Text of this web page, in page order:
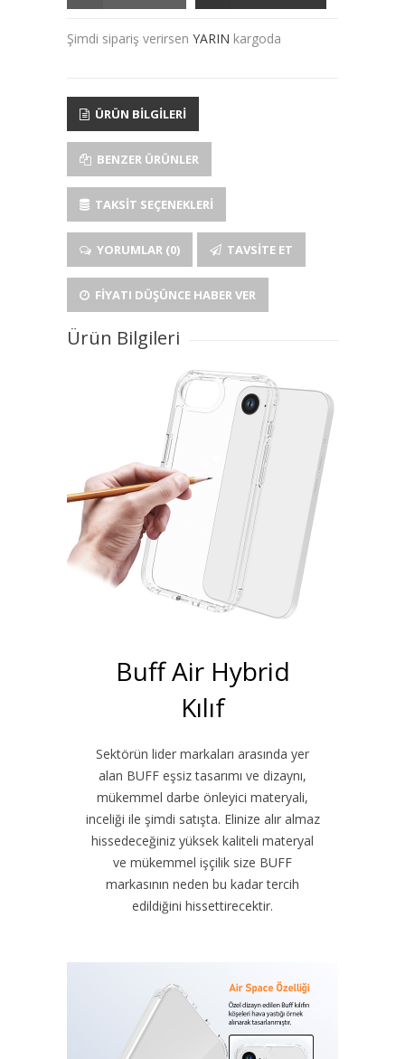
Şimdi sipariş verirsen YARIN kargoda
ÜRÜN BILGILERI
BENZER ÜRÜNLER
TAKSIT SEÇENEKLERI
YORUMLAR (0) TAVSITE ET
FIYATI DÜŞÜNCE HABER VER
Ürün Bilgileri
Buff Air Hybrid
Kılıf
Sektörün lider markaları arasında yer
alan BUFF eşsiz tasarımı ve dizaynı,
mükemmel darbe önleyici materyali,
inceliği ile şimdi satışta. Elinize alır almaz
hissedeceğiniz yüksek kaliteli materyal
ve mükemmel işçilik size BUFF
markasının neden bu kadar tercih
edildiğini hissettirecektir.